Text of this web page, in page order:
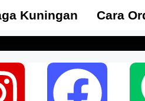
Kuningan Cara